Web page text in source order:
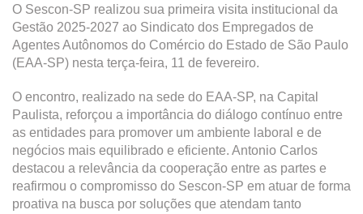
O Sescon-SP realizou sua primeira visita institucional da
Gestão 2025-2027 ao Sindicato dos Empregados de
Agentes Autônomos do Comércio do Estado de São Paulo
(EAA-SP) nesta terça-feira, 11 de fevereiro.
O encontro, realizado na sede do EAA-SP, na Capital
Paulista, reforçou a importância do diálogo contínuo entre
as entidades para promover um ambiente laboral e de
negócios mais equilibrado e eficiente. Antonio Carlos
destacou a relevância da cooperação entre as partes e
reafirmou o compromisso do Sescon-SP em atuar de forma
proativa na busca por soluções que atendam tanto